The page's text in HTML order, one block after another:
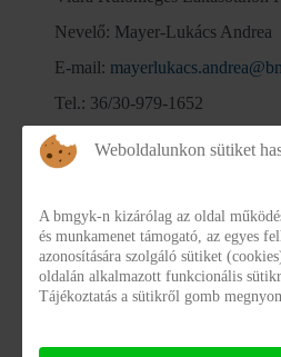
Nevelő: Mayer-Lukács Andrea
E-mail:
Tel.: 36/30-979-1652
Cím: 7720 Pécsvárad,
Nevelő: Szűcs Mihály
E-mail:
Tel.: 36/30-160-3249
Weboldalunkon sütiket
A bmgyk-n kizárólag az oldal
és munkamenet támogató, az egyes
azonosítására szolgáló sütiket
oldalán alkalmazott funkcionális
Tájékoztatás a sütikről gomb